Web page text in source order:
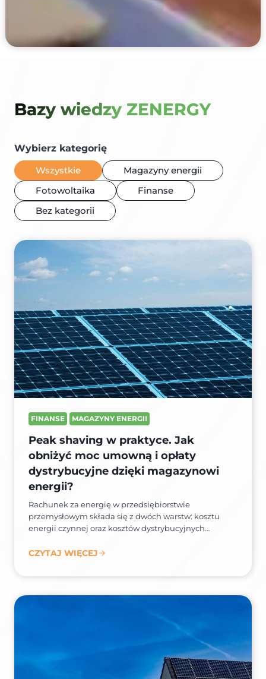
Bazy wiedzy ZENERGY
Wybierz kategorię
Wszystkie
Magazyny energii
Fotowoltaika
Finanse
Bez kategorii
FINANSE MAGAZYNY ENERGII
Peak shaving w praktyce. Jak
obniżyć moc umowną i opłaty
dystrybucyjne dzięki magazynowi
energii?
Rachunek za energię w przedsiębiorstwie
przemysłowym składa się z dwóch warstw: kosztu
energii czynnej oraz kosztów dystrybucyjnych…
CZYTAJ WIĘCEJ